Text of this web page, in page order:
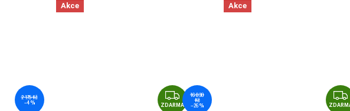
2 175 Kč
–4 %
Akce
ZDARMA
ZDARMA
16 830
Kč
–26 %
Akce